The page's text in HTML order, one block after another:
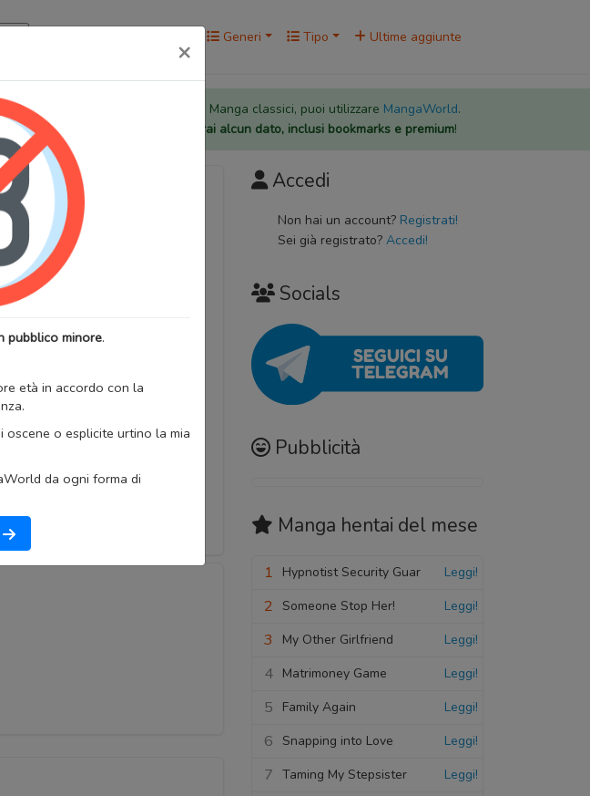
Generi Tipo Ultime aggiunte
mangaworldadult.net ); invece, per i Manga classici, puoi utilizzare MangaWorld.
tra i due siti, quindi non perderai alcun dato, inclusi bookmarks e premium!
×
pubblico minore.
età in accordo con la
oscene o esplicite urtino la mia
da ogni forma di
ขอรักคืนใจ (Thai), たかが復縁,
MITA Homuro
di uscita:2016
Segnala problema
Accedi
Non hai un account? Registrati!
Sei già registrato? Accedi!
Socials
Pubblicità
Manga hentai del mese
1 Hypnotist Security Guar Leggi!
2 Someone Stop Her! Leggi!
3 My Other Girlfriend Leggi!
4 Matrimoney Game Leggi!
5 Family Again Leggi!
6 Snapping into Love Leggi!
7 Taming My Stepsister Leggi!